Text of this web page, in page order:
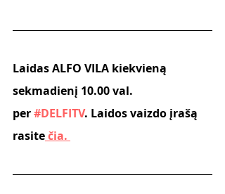
Laidas ALFO VILA kiekvieną
sekmadienį 10.00 val.
per #DELFITV. Laidos vaizdo įrašą
rasite čia.